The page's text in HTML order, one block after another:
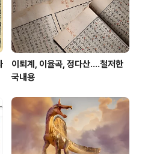
이퇴계, 이율곡, 정다산....철저한
국내용